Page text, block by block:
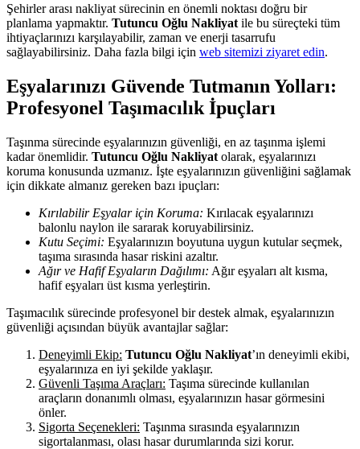
Şehirler arası nakliyat sürecinin en önemli noktası doğru bir
planlama yapmaktır. Tutuncu Oğlu Nakliyat ile bu süreçteki tüm
ihtiyaçlarınızı karşılayabilir, zaman ve enerji tasarrufu
sağlayabilirsiniz. Daha fazla bilgi için web sitemizi ziyaret edin.
Eşyalarınızı Güvende Tutmanın Yolları:
Profesyonel Taşımacılık İpuçları
Taşınma sürecinde eşyalarınızın güvenliği, en az taşınma işlemi
kadar önemlidir. Tutuncu Oğlu Nakliyat olarak, eşyalarınızı
koruma konusunda uzmanız. İşte eşyalarınızın güvenliğini sağlamak
için dikkate almanız gereken bazı ipuçları:
Kırılabilir Eşyalar için Koruma: Kırılacak eşyalarınızı
balonlu naylon ile sararak koruyabilirsiniz.
Kutu Seçimi: Eşyalarınızın boyutuna uygun kutular seçmek,
taşıma sırasında hasar riskini azaltır.
Ağır ve Hafif Eşyaların Dağılımı: Ağır eşyaları alt kısma,
hafif eşyaları üst kısma yerleştirin.
Taşımacılık sürecinde profesyonel bir destek almak, eşyalarınızın
güvenliği açısından büyük avantajlar sağlar:
Deneyimli Ekip: Tutuncu Oğlu Nakliyat’ın deneyimli ekibi,
eşyalarınıza en iyi şekilde yaklaşır.
Güvenli Taşıma Araçları: Taşıma sürecinde kullanılan
araçların donanımlı olması, eşyalarınızın hasar görmesini
önler.
Sigorta Seçenekleri: Taşınma sırasında eşyalarınızın
sigortalanması, olası hasar durumlarında sizi korur.